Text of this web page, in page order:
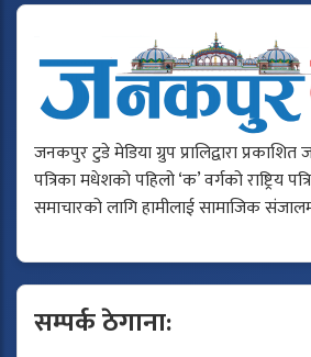
जनकपुर टुडे मेडिया ग्रुप प्रालिद्वारा
पत्रिका मधेशको पहिलो ‘क’ वर्गको राष्ट्रिय
समाचारको लागि हामीलाई सामाजिक
सम्पर्क ठेगाना: